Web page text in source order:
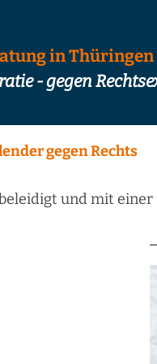
in Thüringen
- gegen
gegen Rechts
und mit